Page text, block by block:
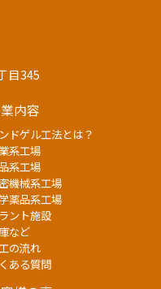
目345
内容
ドゲル工法とは？
系工場
系工場
機械系工場
薬品系工場
ント施設
など
の流れ
ある質問